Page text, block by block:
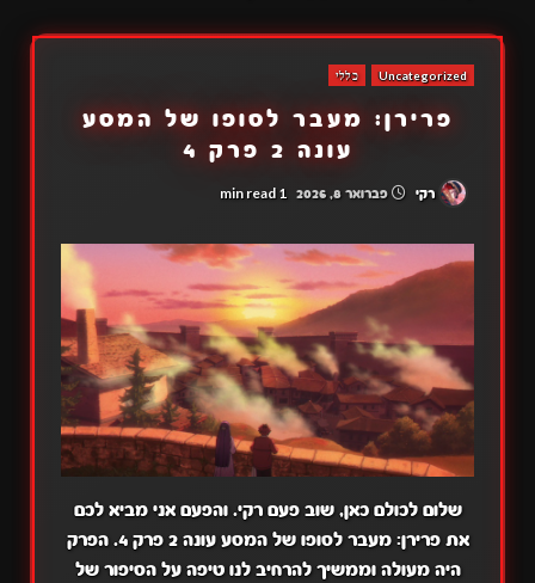
Uncategorized כללי
פרירן: מעבר לסופו של המסע
עונה 2 פרק 4
רקי פברואר 8, 2026 1 min read
שלום לכולם כאן, שוב פעם רקי. והפעם אני מביא לכם
את פרירן: מעבר לסופו של המסע עונה 2 פרק 4. הפרק
היה מעולה וממשיך להרחיב לנו טיפה על הסיפור של